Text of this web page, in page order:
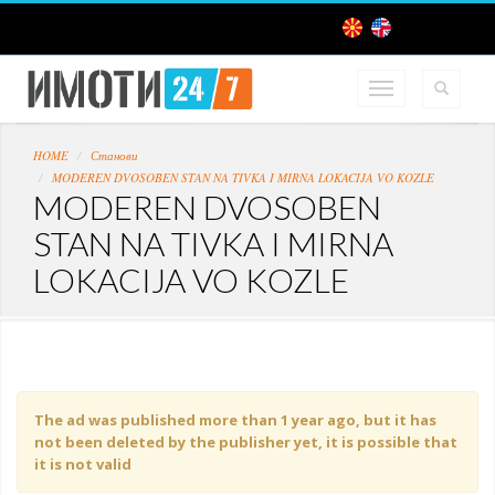
HOME
Станови
MODEREN DVOSOBEN STAN NA TIVKA I MIRNA LOKACIJA VO KOZLE
MODEREN DVOSOBEN
STAN NA TIVKA I MIRNA
LOKACIJA VO KOZLE
The ad was published more than 1 year ago, but it has
not been deleted by the publisher yet, it is possible that
it is not valid